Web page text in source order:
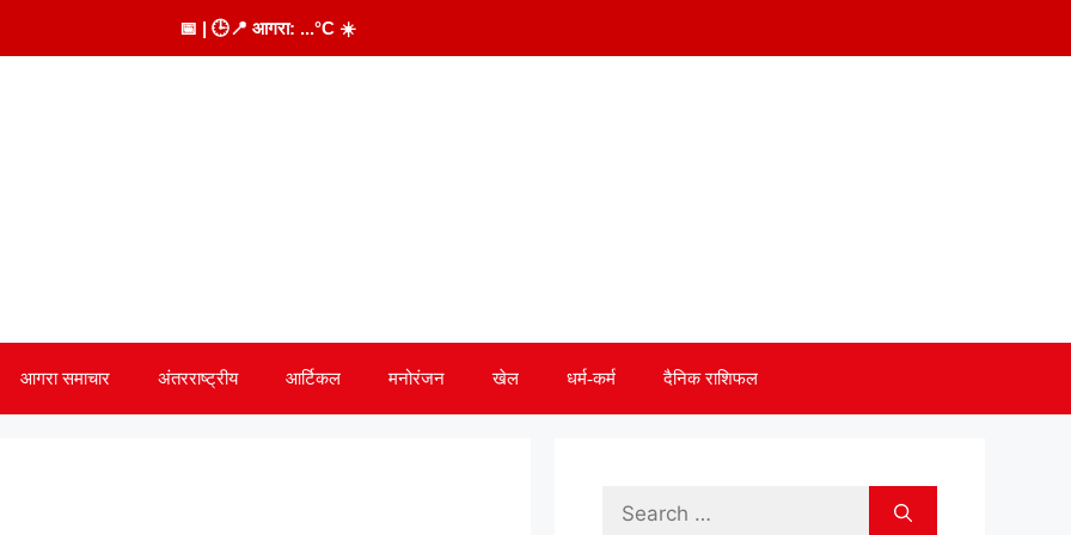
📅 | 🕒📍 आगरा: ...°C ☀️
आगरा समाचार अंतरराष्ट्रीय आर्टिकल मनोरंजन खेल धर्म-कर्म दैनिक राशिफल
Search